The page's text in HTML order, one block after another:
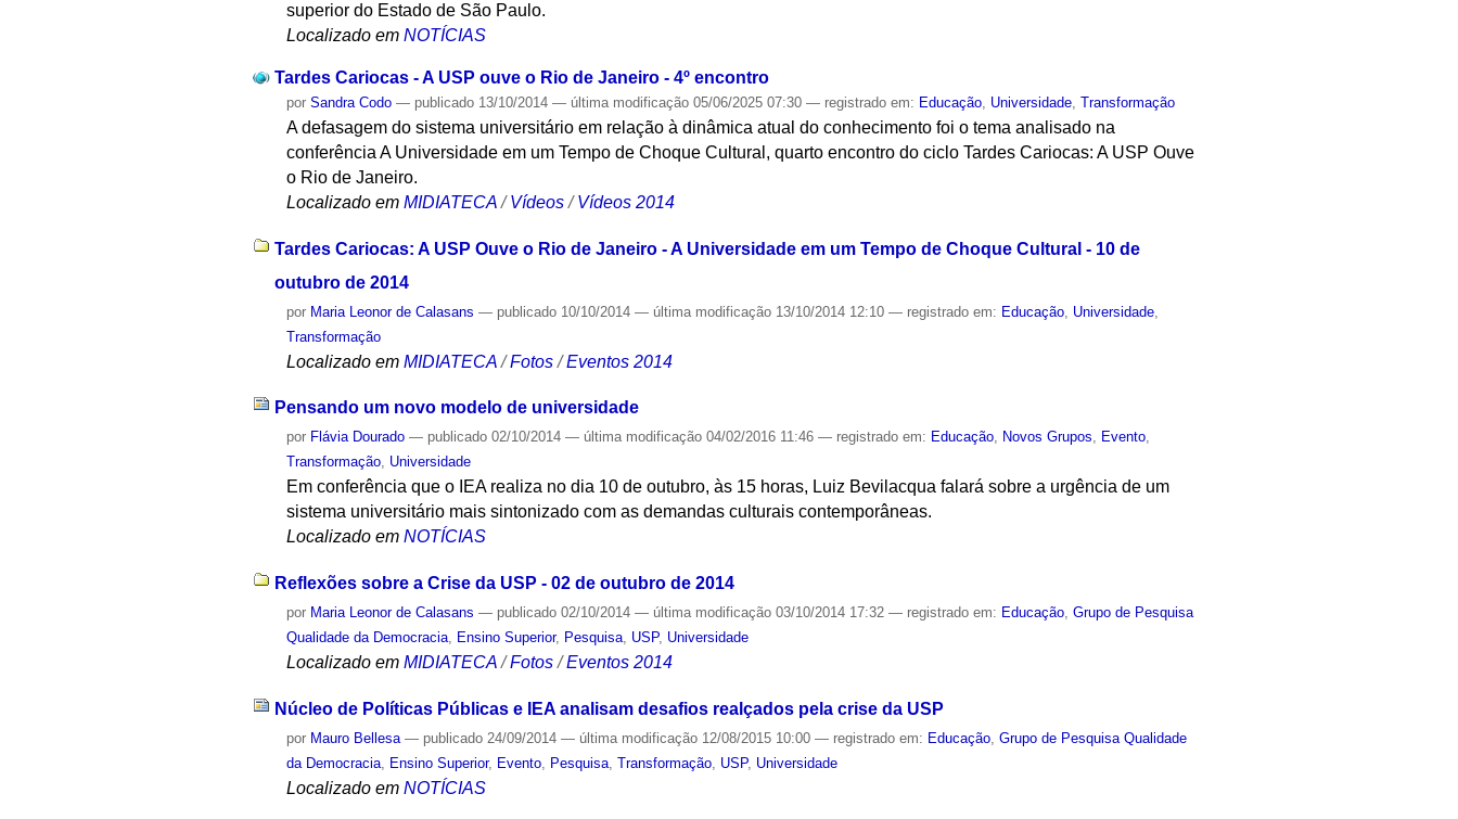
superior do Estado de São Paulo.
Localizado em NOTÍCIAS
Tardes Cariocas - A USP ouve o Rio de Janeiro - 4º encontro
porSandra Codo — publicado 13/10/2014— última modificação 05/06/2025 07:30— registrado em: Educação Universidade ,Transformação
A defasagem do sistema universitário em relação à dinâmica atual do conhecimento foi o tema analisado na
conferência A Universidade em um Tempo de Choque Cultural, quarto encontro do ciclo Tardes Cariocas: A USP Ouve
o Rio de Janeiro.
Localizado em MIDIATECA /Vídeos /Vídeos 2014
Tardes Cariocas: A USP Ouve o Rio de Janeiro - A Universidade em um Tempo de Choque Cultural - 10 de
outubro de 2014
por Maria Leonor de Calasans — publicado 10/10/2014— última modificação 13/10/2014 12:10— registrado em: Educação Universidade
Transformação
Localizado em MIDIATECA /Fotos /Eventos 2014
Pensando um novo modelo de universidade
por Flávia Dourado — publicado 02/10/2014— última modificação 04/02/2016 11:46— registrado em: Educação, Novos Grupos, Evento,
Transformação, Universidade
Em conferência que o IEA realiza no dia 10 de outubro, às 15 horas, Luiz Bevilacqua falará sobre a urgência de um
sistema universitário mais sintonizado com as demandas culturais contemporâneas.
Localizado em NOTÍCIAS
Reflexões sobre a Crise da USP - 02 de outubro de 2014
por Maria Leonor de Calasans — publicado 02/10/2014— última modificação 03/10/2014 17:32— registrado em: Educação ,Grupo de Pesquisa
Qualidade da Democracia
Ensino Superior, Pesquisa USP, Universidade
Localizado em MIDIATECA /Fotos /Eventos 2014
Núcleo de Políticas Públicas e IEA analisam desafios realçados pela crise da USP
por Mauro Bellesa — publicado 24/09/2014— última modificação 12/08/2015 10:00— registrado em: Educação ,Grupo de Pesquisa Qualidade
da Democracia Ensino Superior, Evento Pesquisa ,Transformação USP, Universidade
Localizado em NOTÍCIAS